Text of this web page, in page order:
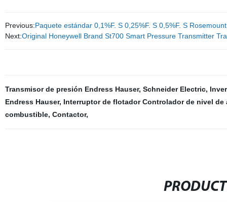
Previous:Paquete estándar 0,1%F. S 0,25%F. S 0,5%F. S
Next:Original Honeywell Brand St700 Smart Pressure Transmitter
Transmisor de presión Endress Hauser, Schneider Electric,
Endress Hauser, Interruptor de flotador Controlador de nivel de
combustible, Contactor,